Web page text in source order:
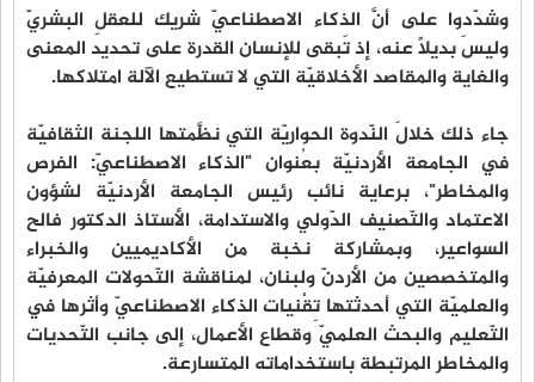
وشدّدوا على أنَّ الذكاء الاصطناعيّ شريك للعقلِ البشريّ
وليسَ بديلًا عنه، إذ تَبقى للإنسان القدرة على تحديد المعنى
والغاية والمقاصد الأخلاقيّة التي لا تستطيع الآلة امتلاكها.
جاء ذلك خلالَ النّدوة الحواريّة التي نظَّمتها اللجنة الثقافيّة
في الجامعة الأردنيّة بعُنوان "الذكاء الاصطناعيّ: الفرص
والمخاطر"، برعاية نائب رئيس الجامعة الأردنيّة لشؤون
الاعتماد والتّصنيف الدّولي والاستدامة، الأستاذ الدكتور فالح
السواعير، وبمشاركة نخبة من الأكاديميين والخبراء
والمتخصصين من الأردنّ ولبنان، لمناقشة التّحولات المعرفيّة
والعلميّة التي أحدثتها تِقْنيات الذكاء الاصطناعيّ وأثرها في
التّعليم والبحث العلميّ وقطاع الأعمال، إلى جانب التّحديات
والمخاطر المرتبطة باستخداماته المتسارعة.